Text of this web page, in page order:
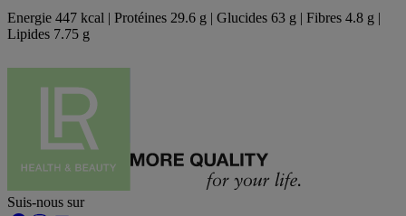
Energie 447 kcal | Protéines 29.6 g | Glucides 63 g | Fibres 4.8 g |
Lipides 7.75 g
Suis-nous sur